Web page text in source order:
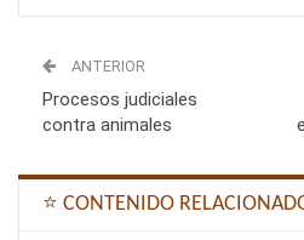
ANTERIOR
Procesos judiciales
contra animales
⭐ CONTENIDO